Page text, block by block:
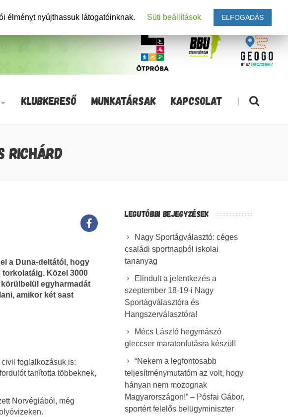
KLUBKERESŐ MUNKATÁRSAK KAPCSOLAT |
RICHÁRD
a Duna-deltától, hogy
Közel 3000
egyharmadát
amikor két sast
foglalkozásuk is:
tanította többeknek,
Norvégiából, még
LEGUTÓBBI BEJEGYZÉSEK
Nagy Sportágválasztó: céges
családi sportnapból iskolai
tananyag
Elindult a jelentkezés a
szeptember 18-19-i Nagy
Sportágválasztóra és
Hangszerválasztóra!
Mécs László hegymászó
gleccser maratonfutásra készül!
“Nekem a legfontosabb
teljesítménymutatóm az volt, hogy
hányan nem mozognak
Magyarországon!” – Pósfai Gábor,
sportért felelős belügyminiszter
élményt nyújthassuk látogatóinknak. Süti beállítások ELFOGADÁS